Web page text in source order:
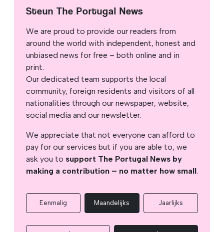
Steun The Portugal News
We are proud to provide our readers from
around the world with independent, honest and
unbiased news for free – both online and in
print.
Our dedicated team supports the local
community, foreign residents and visitors of all
nationalities through our newspaper, website,
social media and our newsletter.
We appreciate that not everyone can afford to
pay for our services but if you are able to, we
ask you to support The Portugal News by
making a contribution – no matter how small.
Eenmalig Maandelijks Jaarlijks